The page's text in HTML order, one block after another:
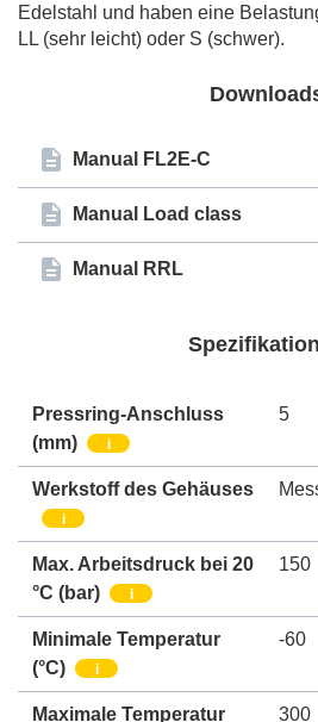
Edelstahl und haben eine
LL (sehr leicht) oder S (schwer).
Manual FL2E-C
Manual Load class
Manual RRL
Pressring-Anschluss
(mm)
i
5
Werkstoff des Gehäuses
i
Max. Arbeitsdruck bei 20
°C (bar)
i
150
Minimale Temperatur
(°C)
i
-60
Maximale Temperatur 300